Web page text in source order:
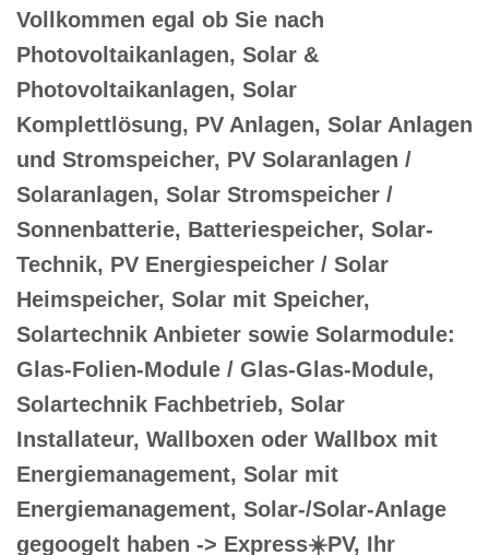
Vollkommen egal ob Sie nach
Photovoltaikanlagen, Solar &
Photovoltaikanlagen, Solar
Komplettlösung, PV Anlagen, Solar Anlagen
und Stromspeicher, PV Solaranlagen /
Solaranlagen, Solar Stromspeicher /
Sonnenbatterie, Batteriespeicher, Solar-
Technik, PV Energiespeicher / Solar
Heimspeicher, Solar mit Speicher,
Solartechnik Anbieter sowie Solarmodule:
Glas-Folien-Module / Glas-Glas-Module,
Solartechnik Fachbetrieb, Solar
Installateur, Wallboxen oder Wallbox mit
Energiemanagement, Solar mit
Energiemanagement, Solar-/Solar-Anlage
gegoogelt haben -> Express☀️PV️, Ihr